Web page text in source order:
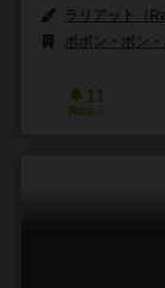
ラリアット（
ボボン・ボン
11
興味あり